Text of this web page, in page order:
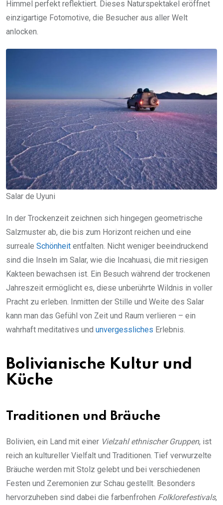
Himmel perfekt reflektiert. Dieses Naturspektakel eröffnet
einzigartige Fotomotive, die Besucher aus aller Welt
anlocken.
Salar de Uyuni
In der Trockenzeit zeichnen sich hingegen geometrische
Salzmuster ab, die bis zum Horizont reichen und eine
surreale Schönheit entfalten. Nicht weniger beeindruckend
sind die Inseln im Salar, wie die Incahuasi, die mit riesigen
Kakteen bewachsen ist. Ein Besuch während der trockenen
Jahreszeit ermöglicht es, diese unberührte Wildnis in voller
Pracht zu erleben. Inmitten der Stille und Weite des Salar
kann man das Gefühl von Zeit und Raum verlieren – ein
wahrhaft meditatives und unvergessliches Erlebnis.
Bolivianische Kultur und
Küche
Traditionen und Bräuche
Bolivien, ein Land mit einer Vielzahl ethnischer Gruppen, ist
reich an kultureller Vielfalt und Traditionen. Tief verwurzelte
Bräuche werden mit Stolz gelebt und bei verschiedenen
Festen und Zeremonien zur Schau gestellt. Besonders
hervorzuheben sind dabei die farbenfrohen Folklorefestivals,